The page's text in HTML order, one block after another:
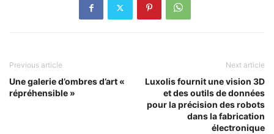
Previous article
Une galerie d’ombres d’art «
répréhensible »
Next article
Luxolis fournit une vision 3D
et des outils de données
pour la précision des robots
dans la fabrication
électronique